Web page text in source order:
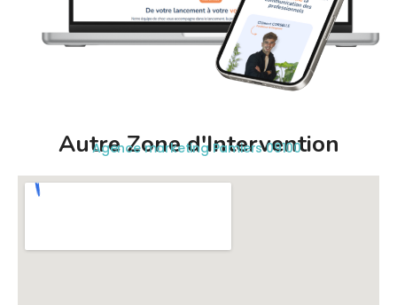
Autre Zone d'Intervention
Agence marketing Pamiers 09100